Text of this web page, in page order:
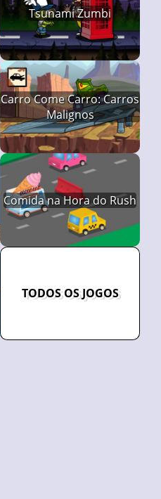
Tsunami Zumbi
Carro Come Carro: Carros
Malignos
Comida na Hora do Rush
TODOS OS JOGOS